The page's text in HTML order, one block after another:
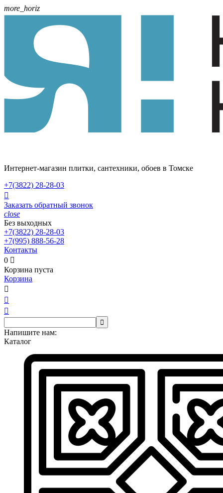
more_horiz
Интернет-магазин плитки, сантехники, обоев в Томске
+7(3822) 28-28-03

Заказать обратный звонок
close
Без выходных
+7(3822) 28-28-03
+7(995) 888-56-28
Контакты
0 
Корзина пуста
Корзина




Напишите нам:
Каталог